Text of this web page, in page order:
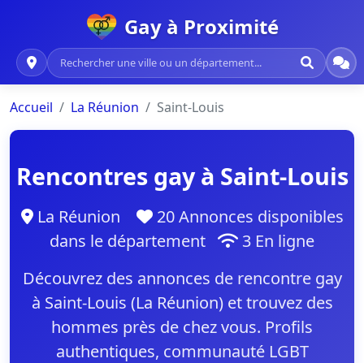
Gay à Proximité
Accueil La Réunion Saint-Louis
Rencontres gay à Saint-Louis
La Réunion
20 Annonces disponibles
dans le département
3 En ligne
Découvrez des annonces de rencontre gay
à Saint-Louis (La Réunion) et trouvez des
hommes près de chez vous. Profils
authentiques, communauté LGBT